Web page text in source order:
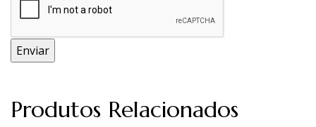
Produtos Relacionados